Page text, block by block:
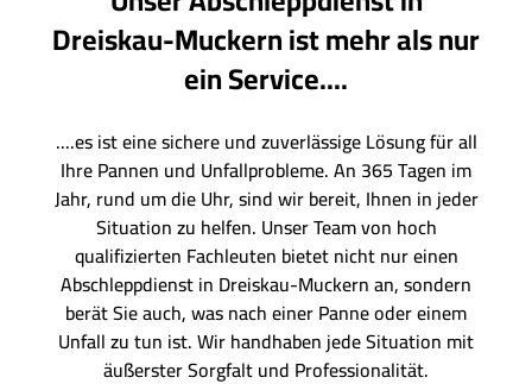
Dreiskau-Muckern ist mehr als nur
ein Service....
....es ist eine sichere und zuverlässige Lösung für all
Ihre Pannen und Unfallprobleme. An 365 Tagen im
Jahr, rund um die Uhr, sind wir bereit, Ihnen in jeder
Situation zu helfen. Unser Team von hoch
qualifizierten Fachleuten bietet nicht nur einen
Abschleppdienst in Dreiskau-Muckern an, sondern
berät Sie auch, was nach einer Panne oder einem
Unfall zu tun ist. Wir handhaben jede Situation mit
äußerster Sorgfalt und Professionalität.